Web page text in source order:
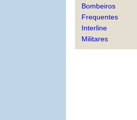
Bombeiros
Frequentes
Interline
Militares